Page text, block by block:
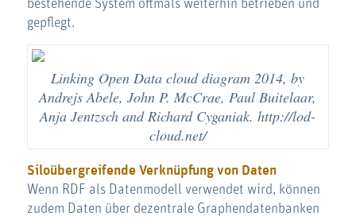
bestehende System oftmals weiterhin betrieben und
gepflegt.
Linking Open Data cloud diagram 2014, by
Andrejs Abele, John P. McCrae, Paul Buitelaar,
Anja Jentzsch and Richard Cyganiak. http://lod-
cloud.net/
Siloübergreifende Verknüpfung von Daten
Wenn RDF als Datenmodell verwendet wird, können
zudem Daten über dezentrale Graphendatenbanken